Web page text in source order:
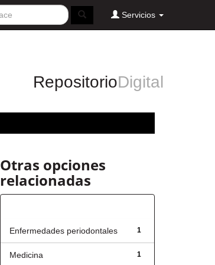
Servicios
RepositorioDigital
Otras opciones
relacionadas
1
Enfermedades periodontales
1
Medicina